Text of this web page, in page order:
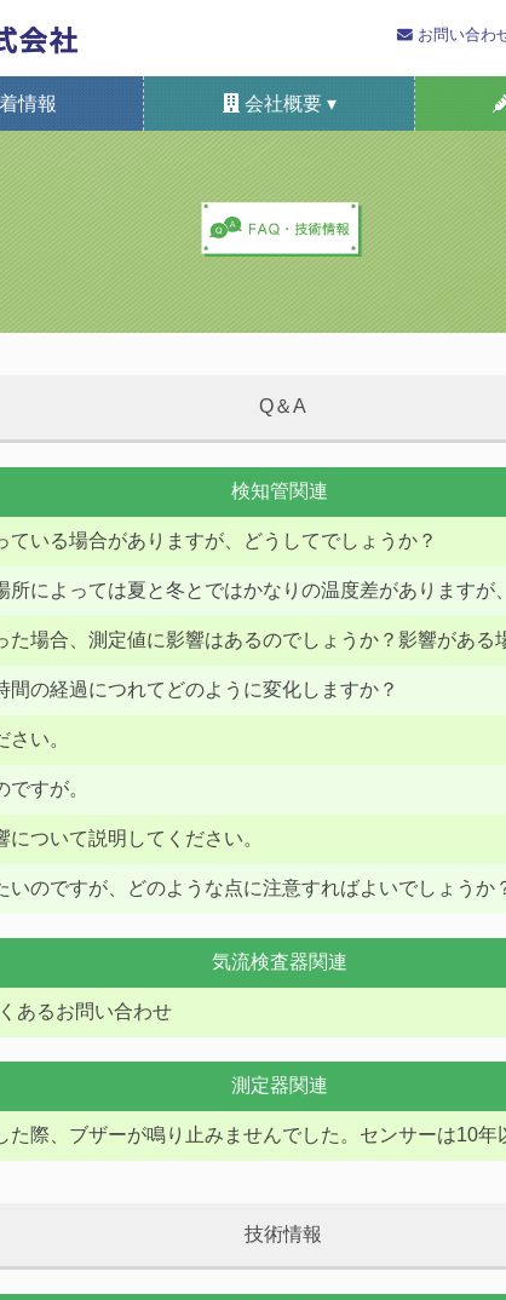
お問い合わ
情報 会社概要 ▾
Q＆A
検知管関連
いる場合がありますが、どうしてでしょうか？
によっては夏と冬とではかなりの温度差がありますが
場合、測定値に影響はあるのでしょうか？影響がある
の経過につれてどのように変化しますか？
い。
すが。
ついて説明してください。
のですが、どのような点に注意すればよいでしょうか
気流検査器関連
あるお問い合わせ
測定器関連
際、ブザーが鳴り止みませんでした。センサーは10年
技術情報